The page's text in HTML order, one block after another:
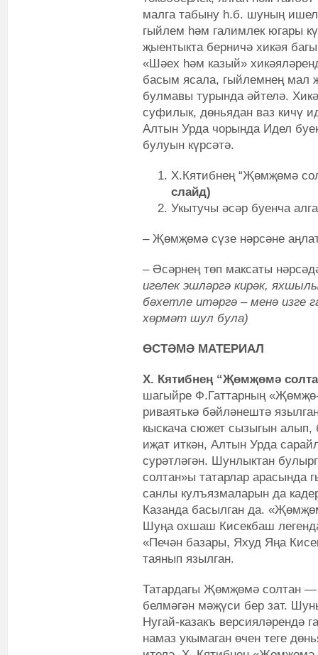
малга табыну һ.б. шуның
гыйлем һәм галимлек югары
җыентыкта берничә хикәя
«Шәех һәм казый»
басым ясала, гыйлемнең мал
булмавы турында әйтелә.
суфилык, дөньядан ваз кичү
Алтын Урда чорында Идел
булуын күрсәтә.
Х.Кятибнең “Җөмҗөмә
слайд)
Укытучы әсәр буенча
– Җөмҗөмә сүзе нәрсәне
– Әсәрнең төп максаты
игелек эшләргә кирәк,
бәхетле итәргә – менә изге
хөрмәт шул була)
ӨСТӘМӘ МАТЕРИАЛ
Х. Кятибнең “Җөмҗөмә
шагыйре Ф.Гаттарның
риваятькә бәйләнештә
кыскача сюжет сызыгын алып,
иҗат иткән, Алтын Урда
сурәтләгән. Шунлыктан
солтан»ы татарлар арасында
санлы кулъязмаларын да
Казанда басылган да.
Шуңа охшаш Кисекбаш
«Печән базары, Яхуд Яңа
таянып язылган.
Татардагы Җөмҗөмә солтан —
белмәгән мәҗүси бер зат.
Нугай-казакъ версияләрендә
намаз укымаган өчен теге